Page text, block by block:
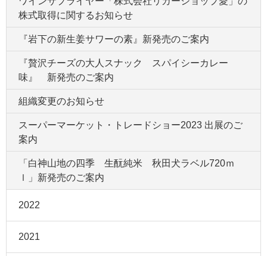
株式取得に関するお知らせ
『岩下の新生姜サワーの素』新発売のご案内
『贅沢チーズの大人スナック スパイシーカレー
味』 新発売のご案内
組織変更のお知らせ
スーパーマーケット・トレードショー2023 出展のご
案内
「白神山地の四季 生酛純米 秋田犬ラベル720ｍ
ｌ」新発売のご案内
2022
2021